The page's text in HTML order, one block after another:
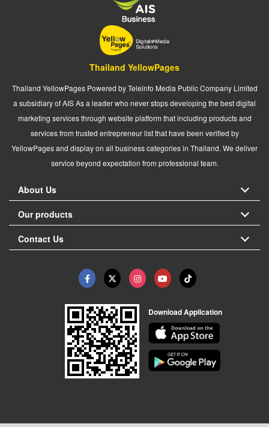
Thailand YellowPages
Thailand YellowPages Powered by Teleinfo Media Public Company Limited
a subsidiary of AIS As a leader who never stops developing the best digital
marketing services through website platform that including products and
services from trusted entrepreneur list that have been verified by
YellowPages and display on all business categories in Thailand. We deliver
service beyond expectation from professional team.
About Us
Our products
Contact Us
Download Application